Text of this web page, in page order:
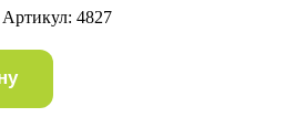
Артикул: 4827